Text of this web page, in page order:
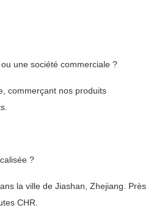
une société commerciale ?
commerçant nos produits
?
la ville de Jiashan, Zhejiang. Près
CHR.